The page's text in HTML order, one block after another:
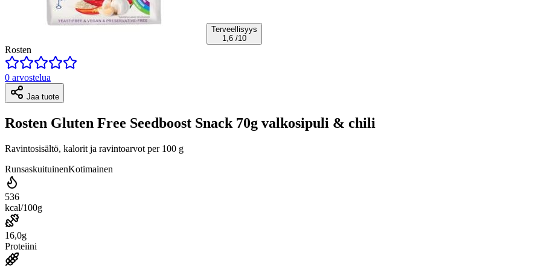
Terveellisyys
1,6 /10
Rosten
0 arvostelua
Jaa tuote
Rosten Gluten Free Seedboost Snack 70g valkosipuli & chili
Ravintosisältö, kalorit ja ravintoarvot per 100 g
RunsaskuituinenKotimainen
536
kcal/100g
16,0g
Proteiini